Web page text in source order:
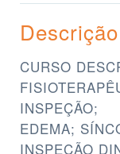
Descrição
CURSO
INSPEÇÃO;
EDEMA;
INSPEÇÃO